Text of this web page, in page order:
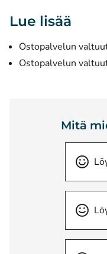
Lue lisää
Ostopalvelun
Ostopalvelun
Mitä